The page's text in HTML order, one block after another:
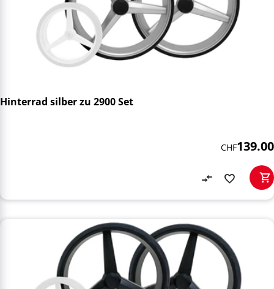
Hinterrad silber zu 2900 Set
CHF139.00